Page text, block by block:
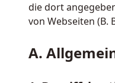
die dort
von Webseiten (B.
A.